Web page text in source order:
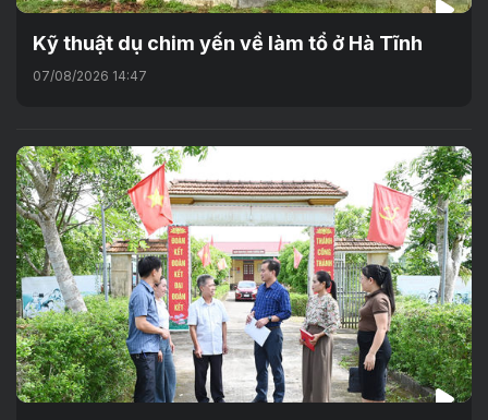
Kỹ thuật dụ chim yến về làm tổ ở Hà Tĩnh
07/08/2026 14:47